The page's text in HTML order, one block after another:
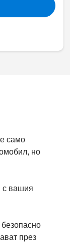
само
но
с вашия
през